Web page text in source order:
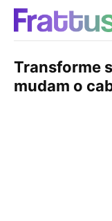
Transforme
mudam o